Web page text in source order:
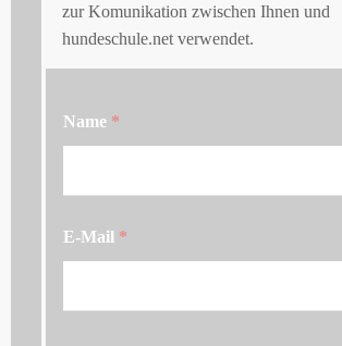
zur Komunikation zwischen Ihnen und
hundeschule.net verwendet.
Name *
E-Mail *